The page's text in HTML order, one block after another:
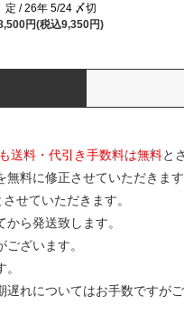
定 / 26年 5/24 〆切
円(税込9,350円)
送料・代引き手数料は無料と
料に修正させていただきます
させていただきます。
ら発送致します。
ざいます。
れについてはお手数ですがご